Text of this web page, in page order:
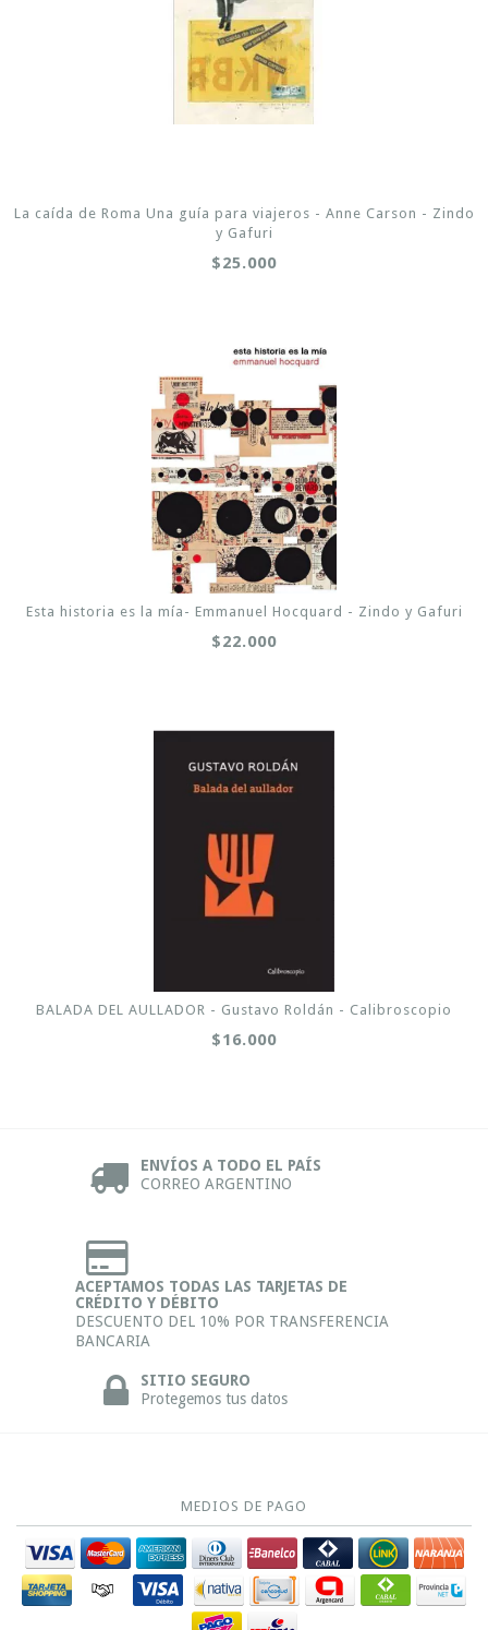
La caída de Roma Una guía para viajeros - Anne Carson - Zindo
y Gafuri
$25.000
Esta historia es la mía- Emmanuel Hocquard - Zindo y Gafuri
$22.000
BALADA DEL AULLADOR - Gustavo Roldán - Calibroscopio
$16.000
ENVÍOS A TODO EL PAÍS
CORREO ARGENTINO
ACEPTAMOS TODAS LAS TARJETAS DE
CRÉDITO Y DÉBITO
DESCUENTO DEL 10% POR TRANSFERENCIA
BANCARIA
SITIO SEGURO
Protegemos tus datos
MEDIOS DE PAGO